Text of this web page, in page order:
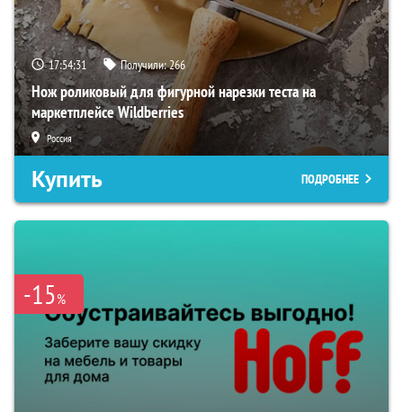
17:54:29 Получили:266
Нож роликовый для фигурной нарезки теста на
маркетплейсе Wildberries
Россия
Купить ПОДРОБНЕЕ
-15%